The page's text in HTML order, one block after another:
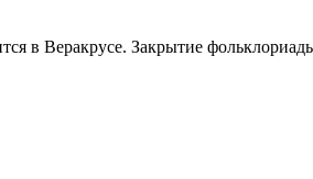
в Веракрусе. Закрытие